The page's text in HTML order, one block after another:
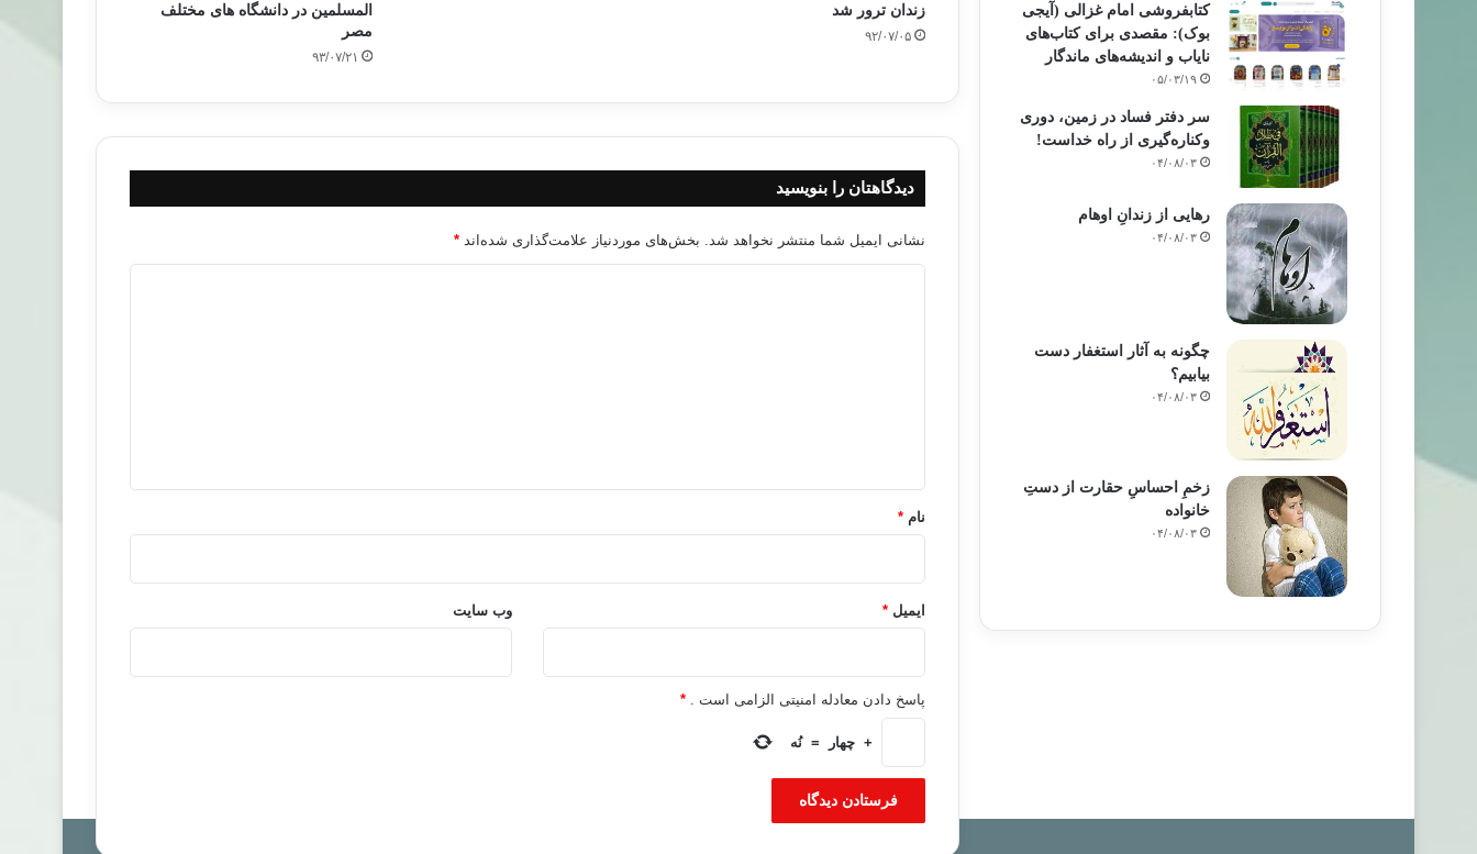
زندان ترور شد
۹۲/۰۷/۰۵
المسلمین در دانشگاه‌ های مختلف
مصر
۹۳/۰۷/۲۱
دیدگاهتان را بنویسید
نشانی ایمیل شما منتشر نخواهد شد. بخش‌های موردنیاز علامت‌گذاری شده‌اند *
نام *
ایمیل * وب‌ سایت
پاسخ دادن معادله امنیتی الزامی است . *
+ چهار = نُه
کتابفروشی امام غزالی (آیجی
بوک): مقصدی برای کتاب‌های
نایاب و اندیشه‌های ماندگار
۰۵/۰۳/۱۹
سر دفتر فساد در زمین‌، دوری
وکناره‌گیری از راه خداست‌!
۰۴/۰۸/۰۳
رهایی از زندانِ اوهام
۰۴/۰۸/۰۳
چگونه به آثار استغفار دست
بیابیم؟
۰۴/۰۸/۰۳
زخمِ احساسِ حقارت از دستِ
خانواده
۰۴/۰۸/۰۳